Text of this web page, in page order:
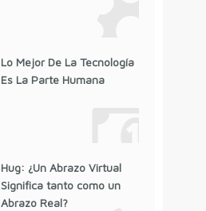
Lo Mejor De La Tecnología
Es La Parte Humana
Hug: ¿Un Abrazo Virtual
Significa tanto como un
Abrazo Real?